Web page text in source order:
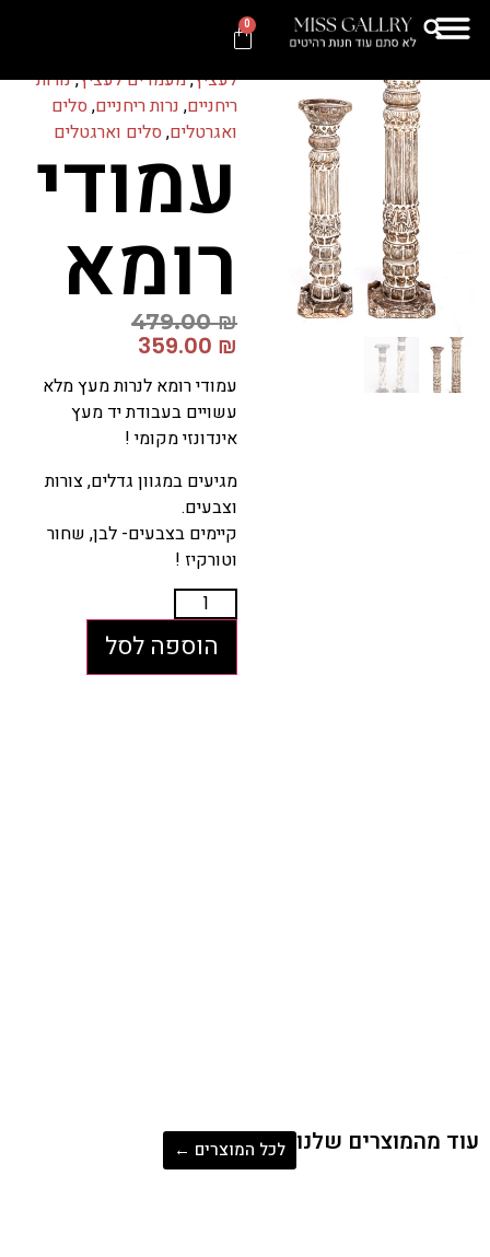
0
Categories
אקססוריז
לעציץ,מעמדים לעציץ,נורות
,נרות ריחניים,סלים
ואגרטלים,סלים וארגטלים
עמודי
רומא
479.00
359.00
עמודי רומא לנרות מעץ מלא
עשויים בעבודת יד מעץ
אינדונזי מקומי !
מגיעים במגוון גדלים, צורות
קיימים בצבעים- לבן, שחור
וטורקיז !
הוספה לסל
שלנו לכל המוצרים ←